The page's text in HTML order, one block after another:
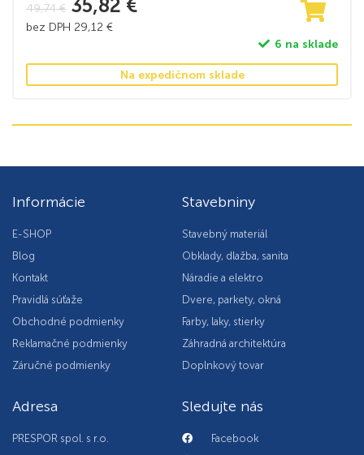
49,74€ 35,82 €
bez DPH 29,12 €
6 na sklade
Na expedičnom sklade
Informácie
E-SHOP
Blog
Kontakt
Pravidlá súťaže
Obchodné podmienky
Reklamačné podmienky
Záručné podmienky
Stavebniny
Stavebný materiál
Obklady, dlažba, sanita
Náradie a elektro
Dvere, parkety, okná
Farby, laky, stierky
Záhradná architektúra
Doplnkový tovar
Adresa
PRESPOR spol. s r.o.
Sledujte nás
Facebook